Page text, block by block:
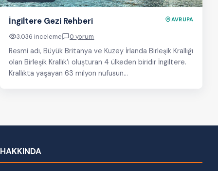
İngiltere Gezi Rehberi AVRUPA
3.036 inceleme 0 yorum
Resmi adı, Büyük Britanya ve Kuzey İrlanda Birleşik Krallığı
olan Birleşik Krallık’ı oluşturan 4 ülkeden biridir İngiltere.
Krallıkta yaşayan 63 milyon nüfusun…
HAKKINDA